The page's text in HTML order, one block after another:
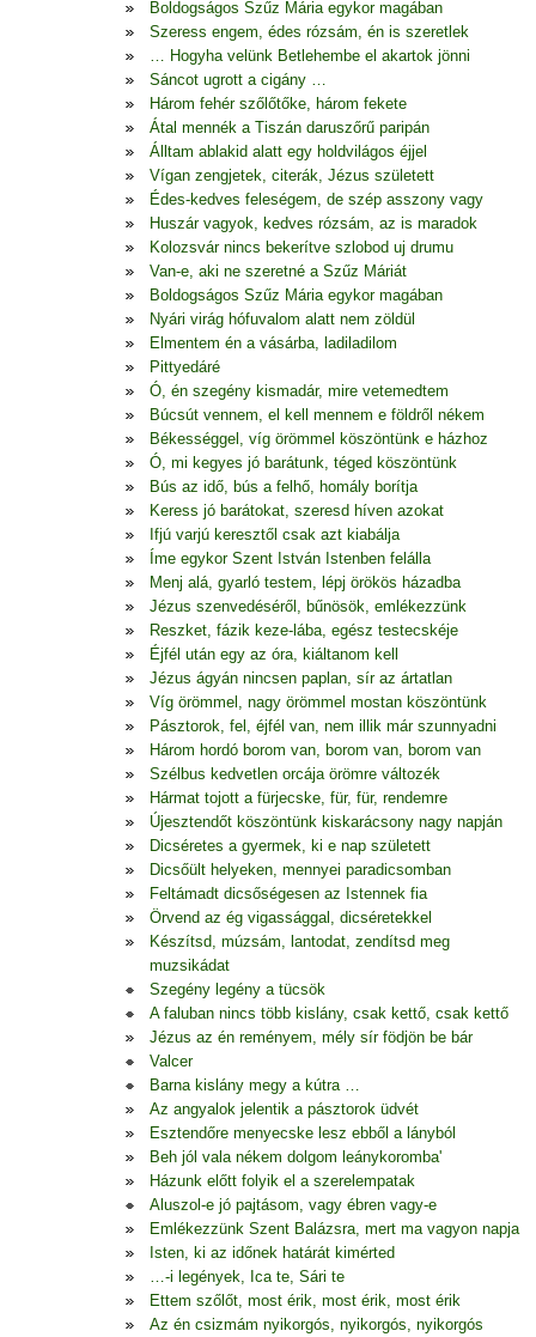
Boldogságos Szűz Mária egykor magában
Szeress engem, édes rózsám, én is szeretlek
… Hogyha velünk Betlehembe el akartok jönni
Sáncot ugrott a cigány …
Három fehér szőlőtőke, három fekete
Átal mennék a Tiszán daruszőrű paripán
Álltam ablakid alatt egy holdvilágos éjjel
Vígan zengjetek, citerák, Jézus született
Édes-kedves feleségem, de szép asszony vagy
Huszár vagyok, kedves rózsám, az is maradok
Kolozsvár nincs bekerítve szlobod uj drumu
Van-e, aki ne szeretné a Szűz Máriát
Boldogságos Szűz Mária egykor magában
Nyári virág hófuvalom alatt nem zöldül
Elmentem én a vásárba, ladiladilom
Pittyedáré
Ó, én szegény kismadár, mire vetemedtem
Búcsút vennem, el kell mennem e földről nékem
Békességgel, víg örömmel köszöntünk e házhoz
Ó, mi kegyes jó barátunk, téged köszöntünk
Bús az idő, bús a felhő, homály borítja
Keress jó barátokat, szeresd híven azokat
Ifjú varjú keresztől csak azt kiabálja
Íme egykor Szent István Istenben felálla
Menj alá, gyarló testem, lépj örökös házadba
Jézus szenvedéséről, bűnösök, emlékezzünk
Reszket, fázik keze-lába, egész testecskéje
Éjfél után egy az óra, kiáltanom kell
Jézus ágyán nincsen paplan, sír az ártatlan
Víg örömmel, nagy örömmel mostan köszöntünk
Pásztorok, fel, éjfél van, nem illik már szunnyadni
Három hordó borom van, borom van, borom van
Szélbus kedvetlen orcája örömre változék
Hármat tojott a fürjecske, für, für, rendemre
Újesztendőt köszöntünk kiskarácsony nagy napján
Dicséretes a gyermek, ki e nap született
Dicsőült helyeken, mennyei paradicsomban
Feltámadt dicsőségesen az Istennek fia
Örvend az ég vigassággal, dicséretekkel
Készítsd, múzsám, lantodat, zendítsd meg
muzsikádat
Szegény legény a tücsök
A faluban nincs több kislány, csak kettő, csak kettő
Jézus az én reményem, mély sír födjön be bár
Valcer
Barna kislány megy a kútra …
Az angyalok jelentik a pásztorok üdvét
Esztendőre menyecske lesz ebből a lányból
Beh jól vala nékem dolgom leánykoromba'
Házunk előtt folyik el a szerelempatak
Aluszol-e jó pajtásom, vagy ébren vagy-e
Emlékezzünk Szent Balázsra, mert ma vagyon napja
Isten, ki az időnek határát kimérted
…-i legények, Ica te, Sári te
Ettem szőlőt, most érik, most érik, most érik
Az én csizmám nyikorgós, nyikorgós, nyikorgós